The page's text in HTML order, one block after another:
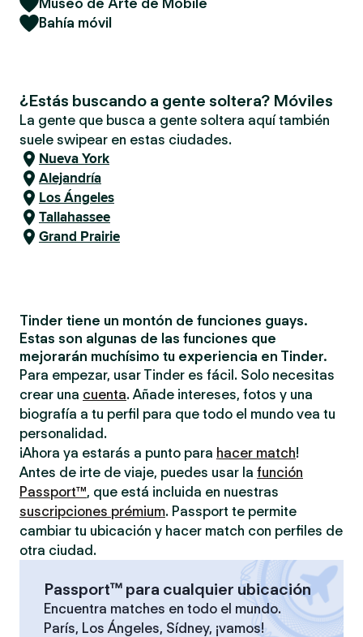
Museo de Arte de Mobile
Bahía móvil
¿Estás buscando a gente soltera? Móviles
La gente que busca a gente soltera aquí también
suele swipear en estas ciudades.
Nueva York
Alejandría
Los Ángeles
Tallahassee
Grand Prairie
Tinder tiene un montón de funciones guays.
Estas son algunas de las funciones que
mejorarán muchísimo tu experiencia en Tinder.
Para empezar, usar Tinder es fácil. Solo necesitas
crear una cuenta. Añade intereses, fotos y una
biografía a tu perfil para que todo el mundo vea tu
personalidad.
¡Ahora ya estarás a punto para hacer match!
Antes de irte de viaje, puedes usar la función
Passport™, que está incluida en nuestras
suscripciones prémium. Passport te permite
cambiar tu ubicación y hacer match con perfiles de
otra ciudad.
Passport™ para cualquier ubicación
Encuentra matches en todo el mundo.
París, Los Ángeles, Sídney, ¡vamos!